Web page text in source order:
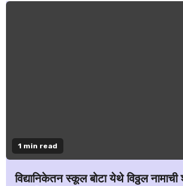
1 min read
विद्यानिकेतन स्कूल बोटा येथे विठ्ठल नामाची